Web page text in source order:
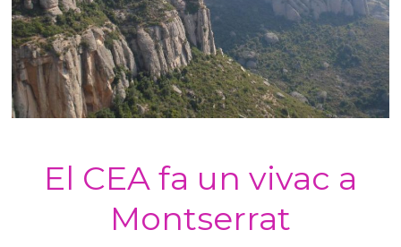
El CEA fa un vivac a
Montserrat